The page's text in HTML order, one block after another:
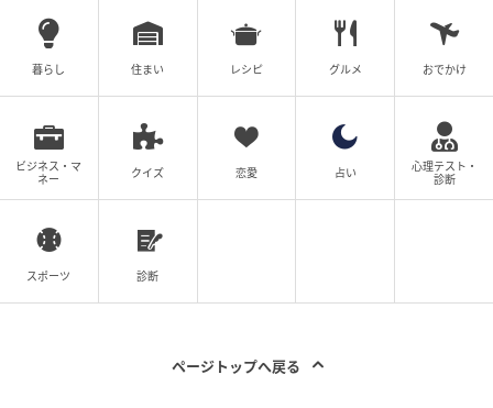
暮らし 住まい レシピ グルメ おでかけ
ビジネス・マ
ネー
クイズ 恋愛 占い
心理テスト・
診断
スポーツ 診断
ページトップへ戻る